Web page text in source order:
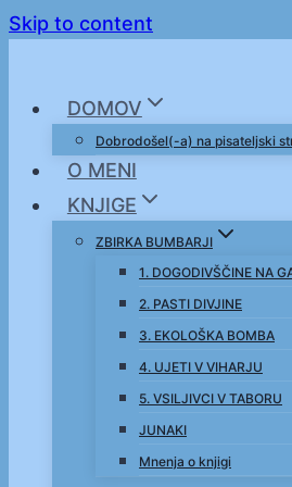
Skip to content
DOMOV
Dobrodošel(-a) na pisateljski
O MENI
KNJIGE
ZBIRKA BUMBARJI
1. DOGODIVŠČINE NA
2. PASTI DIVJINE
3. EKOLOŠKA BOMBA
4. UJETI V VIHARJU
5. VSILJIVCI V TABORU
JUNAKI
Mnenja o knjigi